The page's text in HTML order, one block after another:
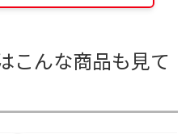
こんな商品も見て